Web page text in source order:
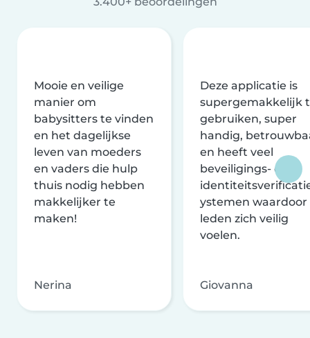
Mooie en veilige
manier om
babysitters te vinden
en het dagelijkse
leven van moeders
en vaders die hulp
thuis nodig hebben
makkelijker te
maken!
Nerina
Deze applicatie is
supergemakkelijk
gebruiken, super
handig,
en heeft veel
beveiligings- en
ystemen waardoor
leden zich veilig
voelen.
Giovanna